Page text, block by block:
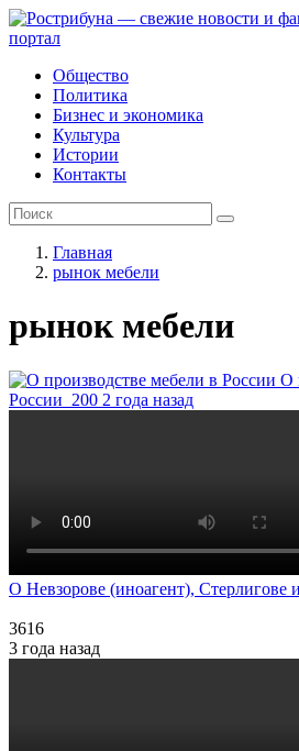
Общество
Политика
Бизнес и экономика
Культура
Истории
Контакты
Главная
рынок мебели
рынок мебели
О
России 200 2 года назад
О Невзорове (иноагент), Стерлигове
3616
3 года назад